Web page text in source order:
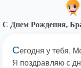
С Днем Рождения,
Сегодня у тебя,
Я поздравляю с